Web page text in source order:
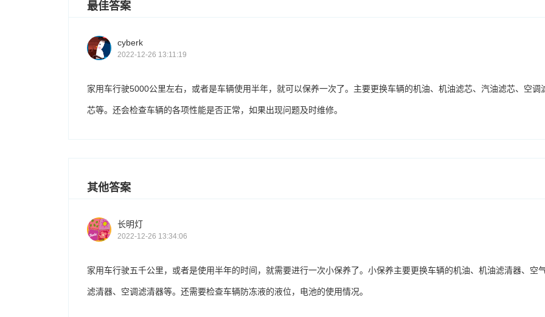
最佳答案
cyberk
2022-12-26 13:11:19
家用车行驶5000公里左右，或者是车辆使用半年，就可以保养一次了。主要更换车辆的机油、机油滤芯、汽油滤芯、空调
芯等。还会检查车辆的各项性能是否正常，如果出现问题及时维修。
其他答案
长明灯
2022-12-26 13:34:06
家用车行驶五千公里，或者是使用半年的时间，就需要进行一次小保养了。小保养主要更换车辆的机油、机油滤清器、空
滤清器、空调滤清器等。还需要检查车辆防冻液的液位，电池的使用情况。